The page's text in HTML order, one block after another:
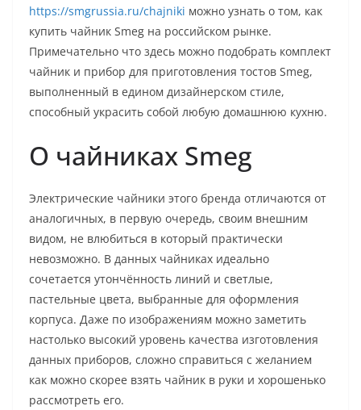
https://smgrussia.ru/chajniki можно узнать о том, как
купить чайник Smeg на российском рынке.
Примечательно что здесь можно подобрать комплект
чайник и прибор для приготовления тостов Smeg,
выполненный в едином дизайнерском стиле,
способный украсить собой любую домашнюю кухню.
О чайниках Smeg
Электрические чайники этого бренда отличаются от
аналогичных, в первую очередь, своим внешним
видом, не влюбиться в который практически
невозможно. В данных чайниках идеально
сочетается утончённость линий и светлые,
пастельные цвета, выбранные для оформления
корпуса. Даже по изображениям можно заметить
настолько высокий уровень качества изготовления
данных приборов, сложно справиться с желанием
как можно скорее взять чайник в руки и хорошенько
рассмотреть его.